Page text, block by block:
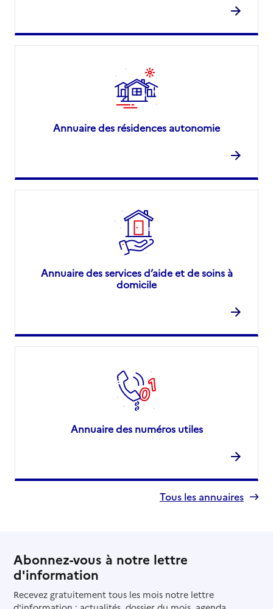
Annuaire des résidences autonomie
Annuaire des services d’aide et de soins à
domicile
Annuaire des numéros utiles
Tous les annuaires
Abonnez-vous à notre lettre
d'information
Recevez gratuitement tous les mois notre lettre